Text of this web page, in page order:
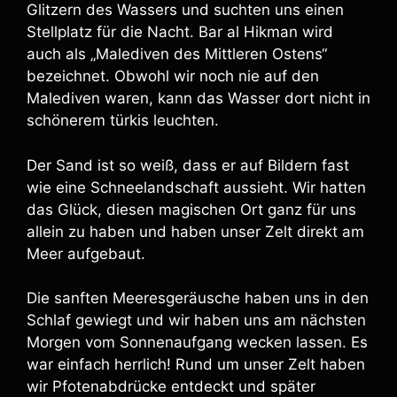
Glitzern des Wassers und suchten uns einen
Stellplatz für die Nacht. Bar al Hikman wird
auch als „Malediven des Mittleren Ostens“
bezeichnet. Obwohl wir noch nie auf den
Malediven waren, kann das Wasser dort nicht in
schönerem türkis leuchten.
Der Sand ist so weiß, dass er auf Bildern fast
wie eine Schneelandschaft aussieht. Wir hatten
das Glück, diesen magischen Ort ganz für uns
allein zu haben und haben unser Zelt direkt am
Meer aufgebaut.
Die sanften Meeresgeräusche haben uns in den
Schlaf gewiegt und wir haben uns am nächsten
Morgen vom Sonnenaufgang wecken lassen. Es
war einfach herrlich! Rund um unser Zelt haben
wir Pfotenabdrücke entdeckt und später